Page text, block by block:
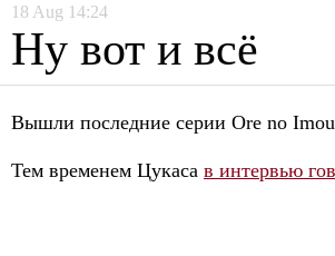
18 Aug 14:24
Ну вот и всё
Вышли последние серии Ore no
Тем временем Цукаса в интервью